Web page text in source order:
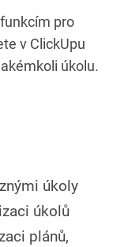
pro
v ClickUpu
úkolu.
úkoly
úkolů
plánů,